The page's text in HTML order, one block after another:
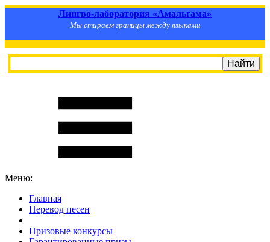
Лингво-лаборатория «Амальгама»
Мы стираем границы между языками
Меню:
Главная
Перевод песен
Призовые конкурсы